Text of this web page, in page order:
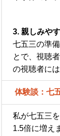
3. 親しみや
七五三の準
とで、視聴
の視聴者に
体験談：七
私が七五三
1.5倍に増え